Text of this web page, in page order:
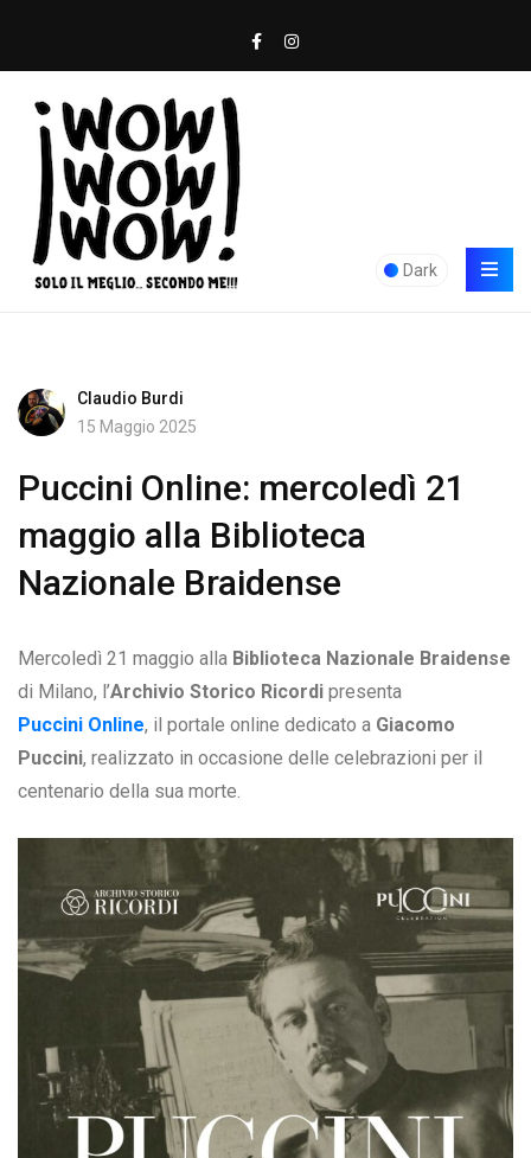
Dark
Claudio Burdi
15 Maggio 2025
Puccini Online: mercoledì 21
maggio alla Biblioteca
Nazionale Braidense
Mercoledì 21 maggio alla Biblioteca Nazionale Braidense
di Milano, l’Archivio Storico Ricordi presenta
Puccini Online, il portale online dedicato a Giacomo
Puccini, realizzato in occasione delle celebrazioni per il
centenario della sua morte.